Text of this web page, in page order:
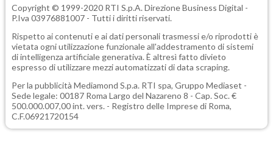
Copyright © 1999-2020 RTI S.p.A. Direzione Business Digital -
P.Iva 03976881007 - Tutti i diritti riservati.
Rispetto ai contenuti e ai dati personali trasmessi e/o riprodotti è
vietata ogni utilizzazione funzionale all'addestramento di sistemi
di intelligenza artificiale generativa. È altresì fatto divieto
espresso di utilizzare mezzi automatizzati di data scraping.
Per la pubblicità Mediamond S.p.a. RTI spa, Gruppo Mediaset -
Sede legale: 00187 Roma Largo del Nazareno 8 - Cap. Soc. €
500.000.007,00 int. vers. - Registro delle Imprese di Roma,
C.F.06921720154